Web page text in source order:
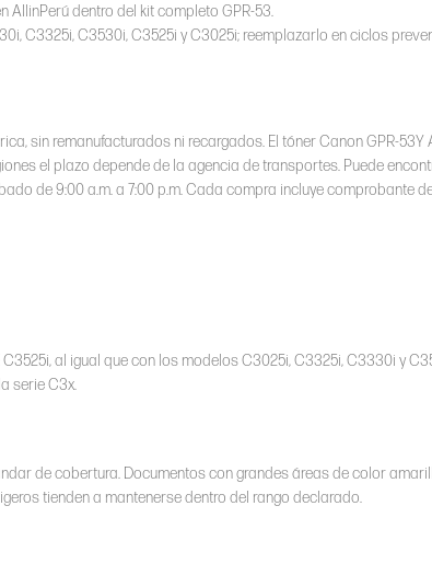
dentro del kit completo GPR-53.
C3325i, C3530i, C3525i y C3025i; reemplazarlo en ciclos
sin remanufacturados ni recargados. El tóner Canon GPR-53Y
el plazo depende de la agencia de transportes. Puede
de 9:00 a.m. a 7:00 p.m. Cada compra incluye comprobante
C3525i, al igual que con los modelos C3025i, C3325i, C3330i y
serie C3x.
de cobertura. Documentos con grandes áreas de color
tienden a mantenerse dentro del rango declarado.